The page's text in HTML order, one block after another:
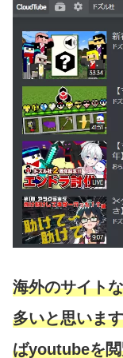
海外のサイト
多いと思いま
ばyoutubeを